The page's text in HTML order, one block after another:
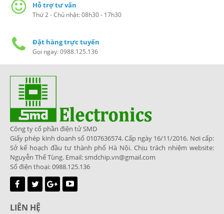
Hỗ trợ tư vấn
Thứ 2 - Chủ nhật: 08h30 - 17h30
Đặt hàng trực tuyến
Gọi ngay: 0988.125.136
Công ty cổ phần điện tử SMD
Giấy phép kinh doanh số 0107636574. Cấp ngày 16/11/2016. Nơi cấp:
Sở kế hoạch đầu tư thành phố Hà Nội. Chịu trách nhiệm website:
Nguyễn Thế Tùng. Email: smdchip.vn@gmail.com
Số điện thoại: 0988.125.136
LIÊN HỆ